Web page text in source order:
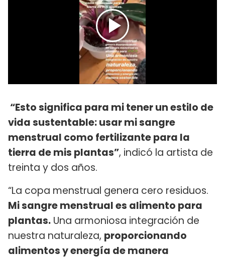
“Esto significa para mi tener un estilo de
vida sustentable: usar mi sangre
menstrual como fertilizante para la
tierra de mis plantas”, indicó la artista de
treinta y dos años.
“La copa menstrual genera cero residuos.
Mi sangre menstrual es alimento para
plantas. Una armoniosa integración de
nuestra naturaleza, proporcionando
alimentos y energía de manera